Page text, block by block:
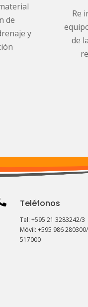
de
y
Re
de
Teléfonos
Tel: +595 21 3283242/3
Móvil: +595 986
517000